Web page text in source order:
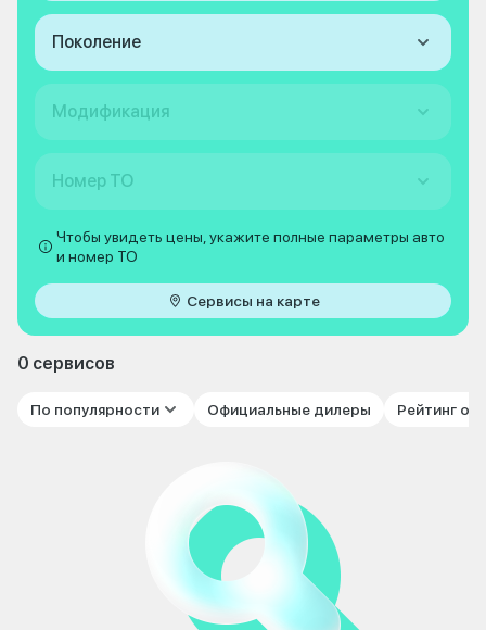
Поколение
Модификация
Номер ТО
Чтобы увидеть цены, укажите полные параметры авто
и номер ТО
Сервисы на карте
0 сервисов
По популярности Официальные дилеры Рейтинг